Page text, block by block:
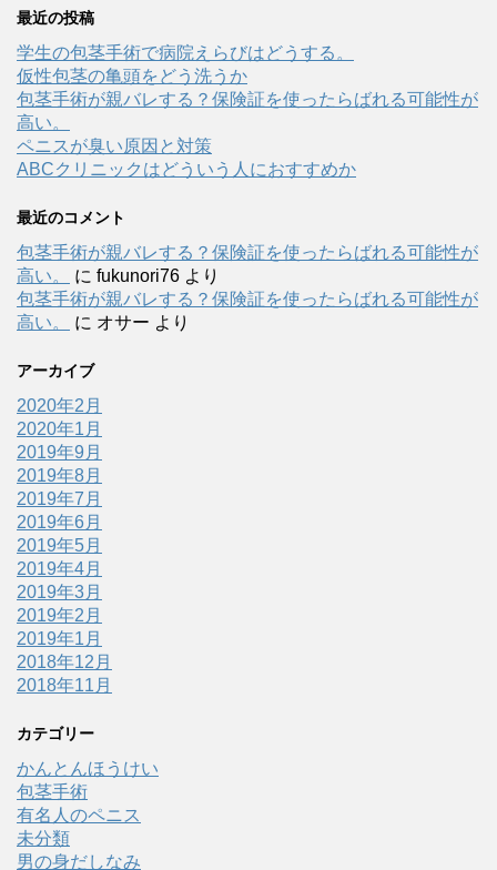
最近の投稿
学生の包茎手術で病院えらびはどうする。
仮性包茎の亀頭をどう洗うか
包茎手術が親バレする？保険証を使ったらばれる可能性が
高い。
ペニスが臭い原因と対策
ABCクリニックはどういう人におすすめか
最近のコメント
包茎手術が親バレする？保険証を使ったらばれる可能性が
高い。
に fukunori76 より
包茎手術が親バレする？保険証を使ったらばれる可能性が
高い。
に オサー より
アーカイブ
2020年2月
2020年1月
2019年9月
2019年8月
2019年7月
2019年6月
2019年5月
2019年4月
2019年3月
2019年2月
2019年1月
2018年12月
2018年11月
カテゴリー
かんとんほうけい
包茎手術
有名人のペニス
未分類
男の身だしなみ